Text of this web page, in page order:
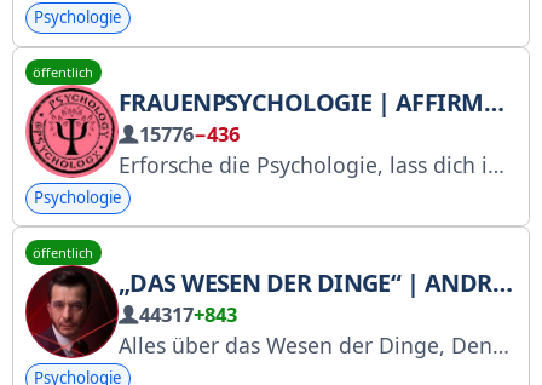
Psychologie
öffentlich
FRAUENPSYCHOLOGIE | AFFIRMATIONEN
15776−436
Erforsche die Psychologie, lass dich inspirieren, entwickle dich weiter und baue harmonische Beziehungen auf. Inhaber: @malenaak
Psychologie
öffentlich
„DAS WESEN DER DINGE“ | ANDREY KURPATOVS ZENTRUM FÜR INTELLEKTUELLE PRAKTIKEN
44317+843
Alles über das Wesen der Dinge, Denkwerkzeuge und bewährte intellektuelle Praktiken.
Psychologie